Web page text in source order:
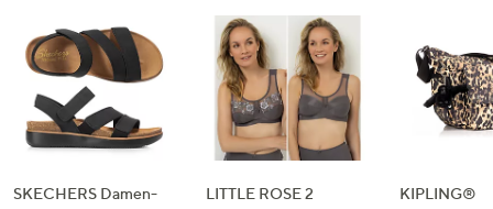
SKECHERS Damen-
LITTLE ROSE 2
KIPLING®